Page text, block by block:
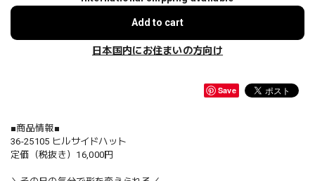
Add to cart
日本国内にお住まいの方向け
Save
■商品情報■
36-25105 ヒルサイドハット
定価（税抜き）16,000円